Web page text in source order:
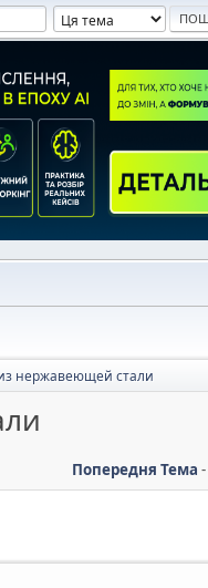
нержавеющей стали
Попередня Тема -